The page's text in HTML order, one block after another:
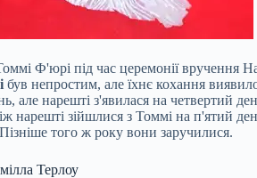
Ф'юрі під час церемонії вручення
був непростим, але їхнє кохання
але нарешті з'явилася на четвертий
нарешті зійшлися з Томмі на п'ятий
того ж року вони заручилися.
Терлоу